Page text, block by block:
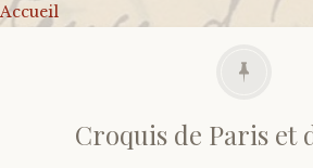
Ouvrages
Sur J.-K. Huysmans
Univers Huysmansiens
Citations
Accueil
Croquis de Paris et